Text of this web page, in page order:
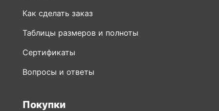
Как сделать заказ
Таблицы размеров и полноты
Сертификаты
Вопросы и ответы
Покупки